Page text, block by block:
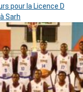
pour la Licence D
Sarh